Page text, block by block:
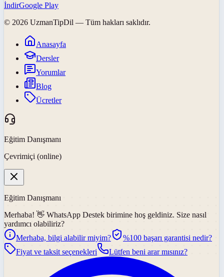
İndirGoogle Play
© 2026 UzmanTipDil — Tüm hakları saklıdır.
Anasayfa
Dersler
Yorumlar
Blog
Ücretler
Eğitim Danışmanı
Çevrimiçi (online)
Eğitim Danışmanı
Merhaba! 👋 WhatsApp Destek birimine hoş geldiniz. Size nasıl
yardımcı olabiliriz?
Merhaba, bilgi alabilir miyim?
%100 başarı garantisi nedir?
Fiyat ve taksit seçenekleri
Lütfen beni arar mısınız?